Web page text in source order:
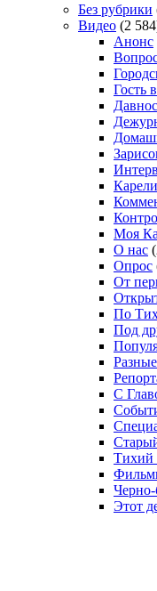
Без рубрики
Видео (2
Анонс
Гость
Моя
О нас
Опрос
От
По
Под
С
Тихий
Этот